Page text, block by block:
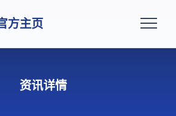
方主页
资讯详情